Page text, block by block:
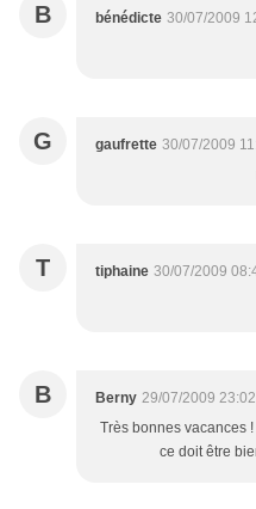
B bénédicte 30/07/2009
G gaufrette 30/07/2009
T tiphaine 30/07/2009
B Berny 29/07/2009 23:02
Très bonnes vacances
ce doit être